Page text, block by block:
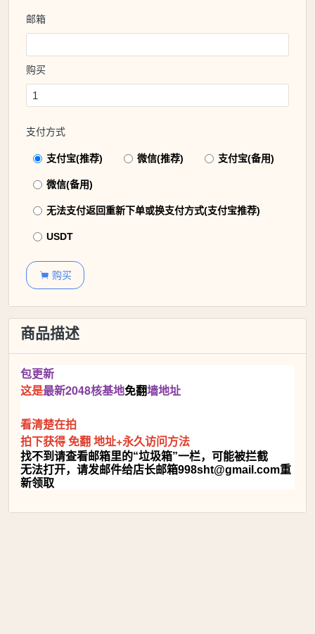
邮箱
购买
支付方式
支付宝(推荐) 微信(推荐) 支付宝(备用)
微信(备用)
无法支付返回重新下单或换支付方式(支付宝推荐)
USDT
 购买
商品描述
包更新
这是最新2048核基地免翻墙地址
看清楚在拍
拍下获得 免翻 地址+永久访问方法
找不到请查看邮箱里的“垃圾箱”一栏，可能被拦截
无法打开， 请发邮件给店长邮箱998sht@gmail.com重
新领取